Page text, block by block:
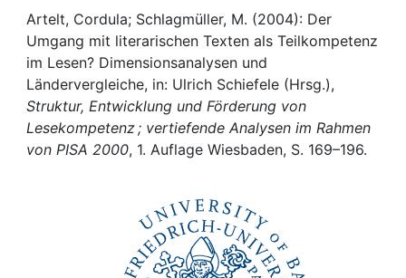
Awards
My FIS
Help
Artelt, Cordula; Schlagmüller, M. (2004): Der
Umgang mit literarischen Texten als Teilkompetenz
im Lesen? Dimensionsanalysen und
Ländervergleiche, in: Ulrich Schiefele (Hrsg.),
Struktur, Entwicklung und Förderung von
Lesekompetenz ; vertiefende Analysen im Rahmen
von PISA 2000, 1. Auflage Wiesbaden, S. 169–196.